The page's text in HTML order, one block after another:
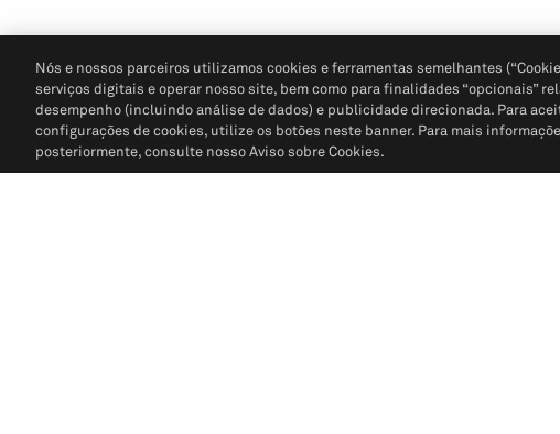
Nós e nossos parceiros utilizamos cookies e ferramentas semelhantes
serviços digitais e operar nosso site, bem como para finalidades “opcionais”
desempenho (incluindo análise de dados) e publicidade direcionada. Para
configurações de cookies, utilize os botões neste banner. Para mais
posteriormente, consulte nosso Aviso sobre Cookies.